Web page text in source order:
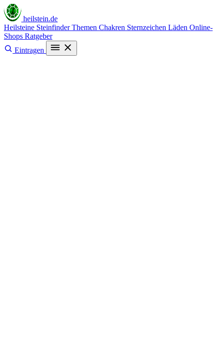
heilstein.de
Heilsteine SteinfinderThemen Chakren Sternzeichen Läden Online-
Shops Ratgeber
Eintragen